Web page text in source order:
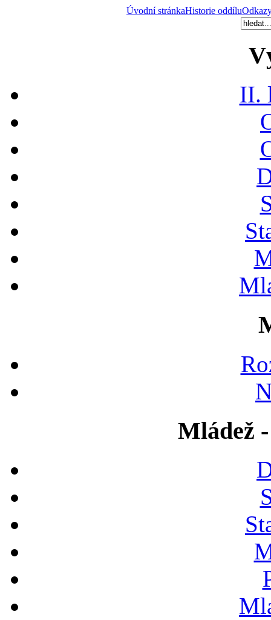
Úvodní stránkaHistorie oddílu
II.
Mládež